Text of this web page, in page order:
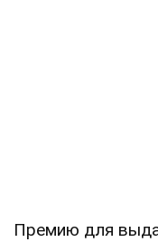
Премию для